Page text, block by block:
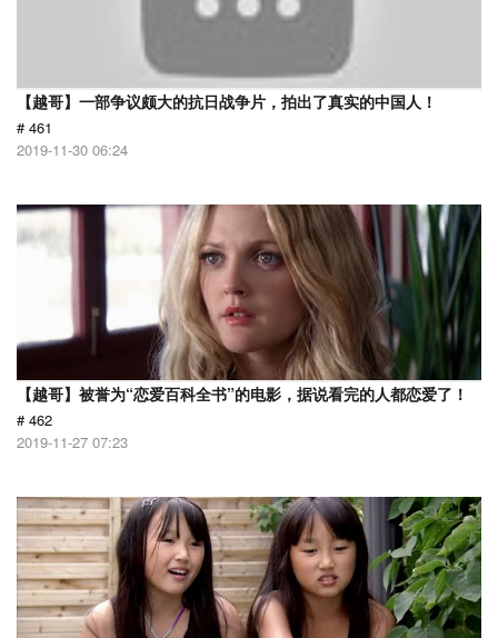
【越哥】一部争议颇大的抗日战争片，拍出了真实的中国人！
# 461
2019-11-30 06:24
【越哥】被誉为“恋爱百科全书”的电影，据说看完的人都恋爱了！
# 462
2019-11-27 07:23